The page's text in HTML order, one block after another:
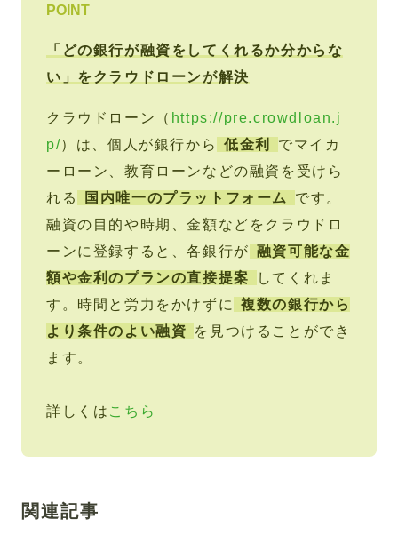
POINT
「どの銀行が融資をしてくれるか分からな
い」をクラウドローンが解決
クラウドローン（ https://pre.crowdloan.j
p/）は、個人が銀行から 低金利
でマイカ
ーローン、教育ローンなどの融資を受けら
れる
国内唯一のプラットフォーム
です。
融資の目的や時期、金額などをクラウドロ
ーンに登録すると、各銀行が 融資可能な金
額や金利のプランの直接提案
してくれま
す。時間と労力をかけずに
複数の銀行から
より条件のよい融資
を見つけることができ
ます。
詳しくは こちら
関連記事